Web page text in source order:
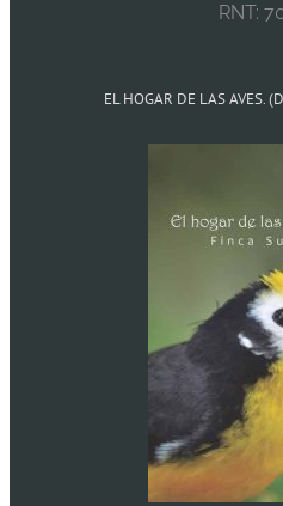
RNT:
EL HOGAR DE LAS AVES.